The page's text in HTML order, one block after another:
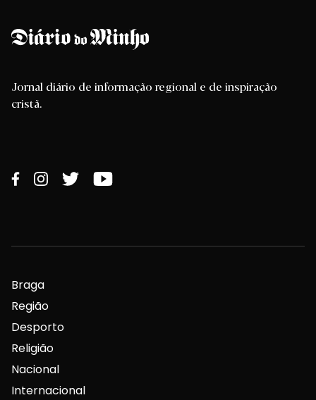
Jornal diário de informação regional e de inspiração
cristã.
Braga
Região
Desporto
Religião
Nacional
Internacional